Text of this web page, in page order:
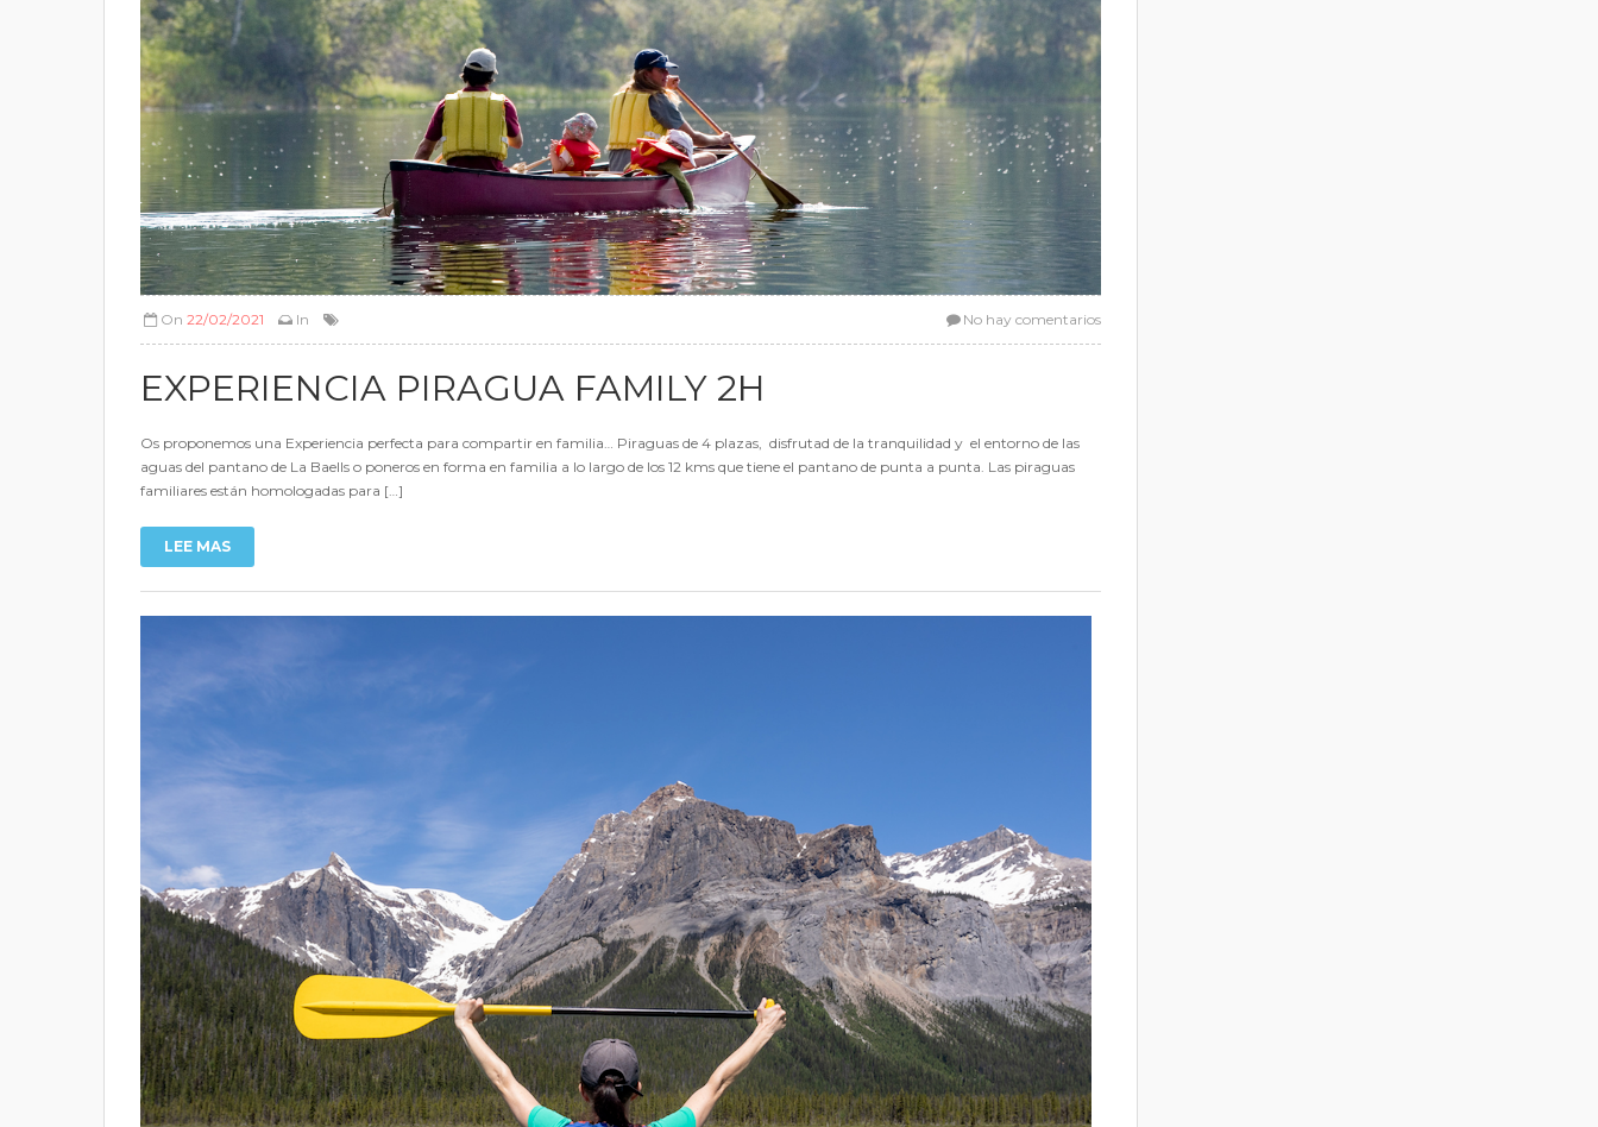
On 22/02/2021 In No hay comentarios
EXPERIENCIA PIRAGUA FAMILY 2H
Os proponemos una Experiencia perfecta para compartir en familia… Piraguas de 4 plazas, disfrutad de la tranquilidad y el entorno de las
aguas del pantano de La Baells o poneros en forma en familia a lo largo de los 12 kms que tiene el pantano de punta a punta. Las piraguas
familiares están homologadas para […]
LEE MAS